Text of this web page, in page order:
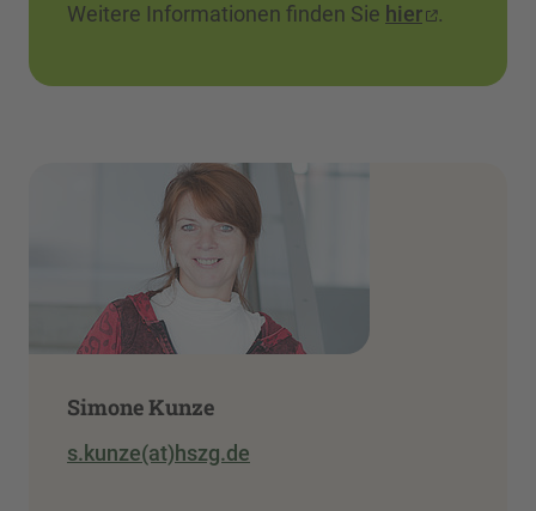
Weitere Informationen finden Sie hier .
Simone Kunze
s.kunze(at)hszg.de